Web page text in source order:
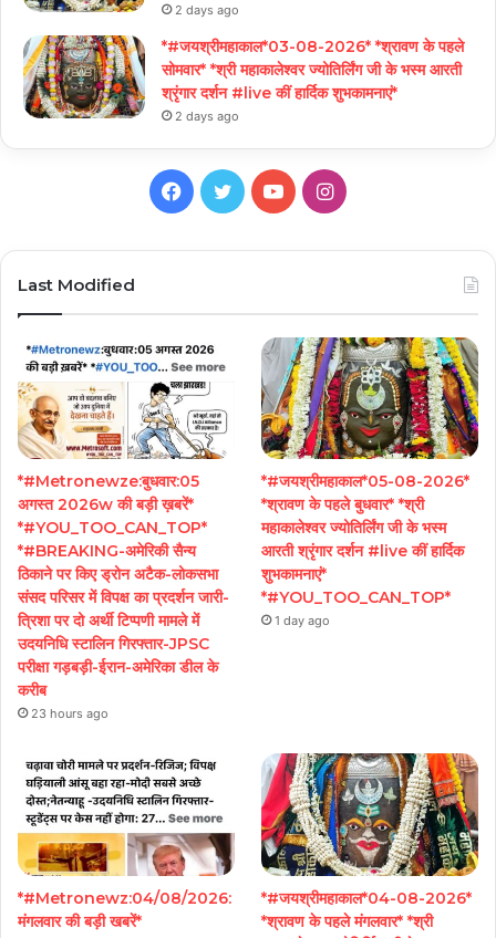
2 days ago
*#जयश्रीमहाकाल*03-08-2026* *श्रावण के पहले
सोमवार* *श्री महाकालेश्वर ज्योतिर्लिंग जी के भस्म आरती
श्रृंगार दर्शन #live कीं हार्दिक शुभकामनाएं*
2 days ago
Facebook
TwitterYouTubeInstagram
Last Modified
*#Metronewze:बुधवार:05
अगस्त 2026w की बड़ी ख़बरें*
*#YOU_TOO_CAN_TOP*
*#BREAKING-अमेरिकी सैन्य
ठिकाने पर किए ड्रोन अटैक-लोकसभा
संसद परिसर में विपक्ष का प्रदर्शन जारी-
त्रिशा पर दो अर्थी टिप्पणी मामले में
उदयनिधि स्टालिन गिरफ्तार-JPSC
परीक्षा गड़बड़ी-ईरान-अमेरिका डील के
करीब
23 hours ago
*#जयश्रीमहाकाल*05-08-2026*
*श्रावण के पहले बुधवार* *श्री
महाकालेश्वर ज्योतिर्लिंग जी के भस्म
आरती श्रृंगार दर्शन #live कीं हार्दिक
शुभकामनाएं*
*#YOU_TOO_CAN_TOP*
1 day ago
*#Metronewz:04/08/2026:
मंगलवार की बड़ी खबरें*
*#जयश्रीमहाकाल*04-08-2026*
*श्रावण के पहले मंगलवार* *श्री